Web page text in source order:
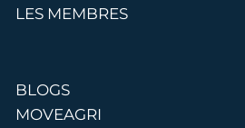
LES MEMBRES
BLOGS
MOVEAGRI